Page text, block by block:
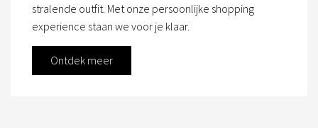
stralende outfit. Met onze persoonlijke shopping
experience staan we voor je klaar.
Ontdek meer